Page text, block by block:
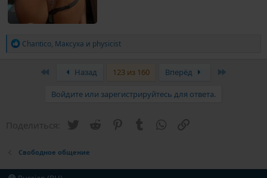
РChantico, Максуха и physicist
Назад 123 из 160 Вперёд
Войдите или зарегистрируйтесь для ответа.
Поделиться: Twitter Reddit PinterestTumblr WhatsApp
Свободное общение